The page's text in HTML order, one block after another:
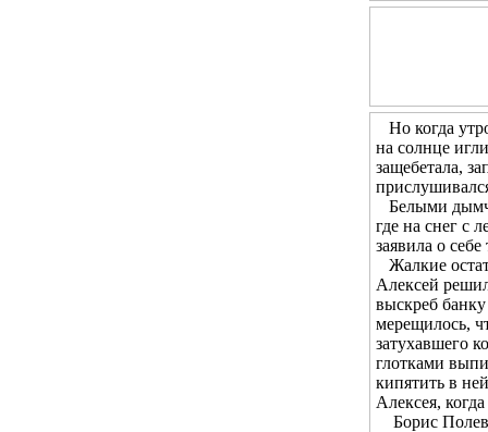
Но когда
на солнце
защебетала,
Белыми
где на снег с
заявила о
Жалкие
Алексей
выскреб
мерещилось,
затухавшего
глотками
кипятить в
Алексея,
Борис